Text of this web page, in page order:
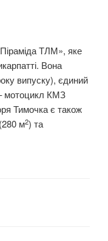
ТЛМ», яке
Вона
випуску), єдиний
мотоцикл КМЗ
Тимочка є також
м2) та